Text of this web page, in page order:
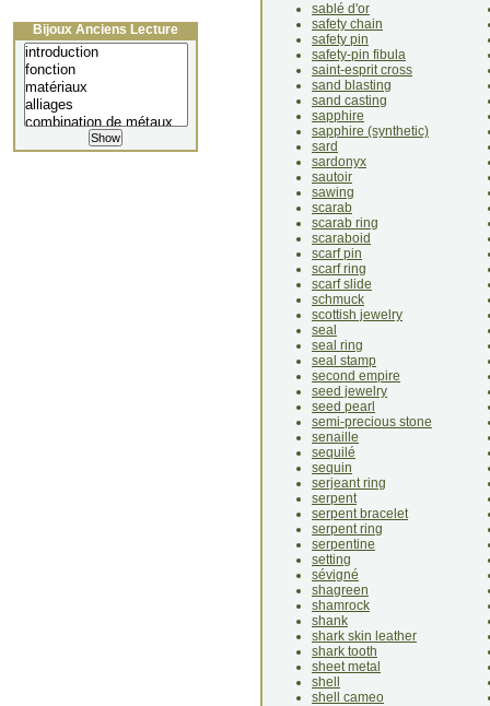
sablé d'or
safety chain
safety pin
safety-pin fibula
saint-esprit cross
sand blasting
sand casting
sapphire
sapphire (synthetic)
sard
sardonyx
sautoir
sawing
scarab
scarab ring
scaraboid
scarf pin
scarf ring
scarf slide
schmuck
scottish jewelry
seal
seal ring
seal stamp
second empire
seed jewelry
seed pearl
semi-precious stone
senaille
sequilé
sequin
serjeant ring
serpent
serpent bracelet
serpent ring
serpentine
setting
sévigné
shagreen
shamrock
shank
shark skin leather
shark tooth
sheet metal
shell
shell cameo
Bijoux Anciens Lecture